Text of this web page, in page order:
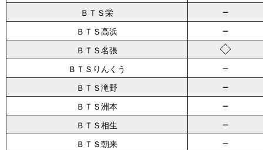
ＢＴＳ栄 －
ＢＴＳ高浜 －
ＢＴＳ名張 ◇
ＢＴＳりんくう －
ＢＴＳ滝野 －
ＢＴＳ洲本 －
ＢＴＳ相生 －
ＢＴＳ朝来 －